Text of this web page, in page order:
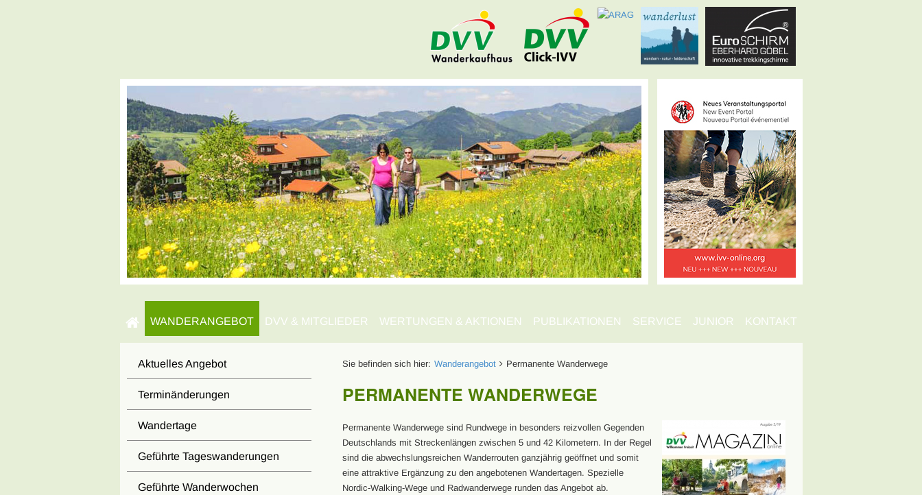
WANDERANGEBOT DVV & MITGLIEDER WERTUNGEN & AKTIONEN PUBLIKATIONEN SERVICE JUNIOR KONTAKT
Sie befinden sich hier: Wanderangebot Permanente Wanderwege
PERMANENTE WANDERWEGE
Permanente Wanderwege sind Rundwege in besonders reizvollen Gegenden
Deutschlands mit Streckenlängen zwischen 5 und 42 Kilometern. In der Regel
sind die abwechslungsreichen Wanderrouten ganzjährig geöffnet und somit
eine attraktive Ergänzung zu den angebotenen Wandertagen. Spezielle
Nordic-Walking-Wege und Radwanderwege runden das Angebot ab.
Aktuelles Angebot
Terminänderungen
Wandertage
Geführte Tageswanderungen
Geführte Wanderwochen